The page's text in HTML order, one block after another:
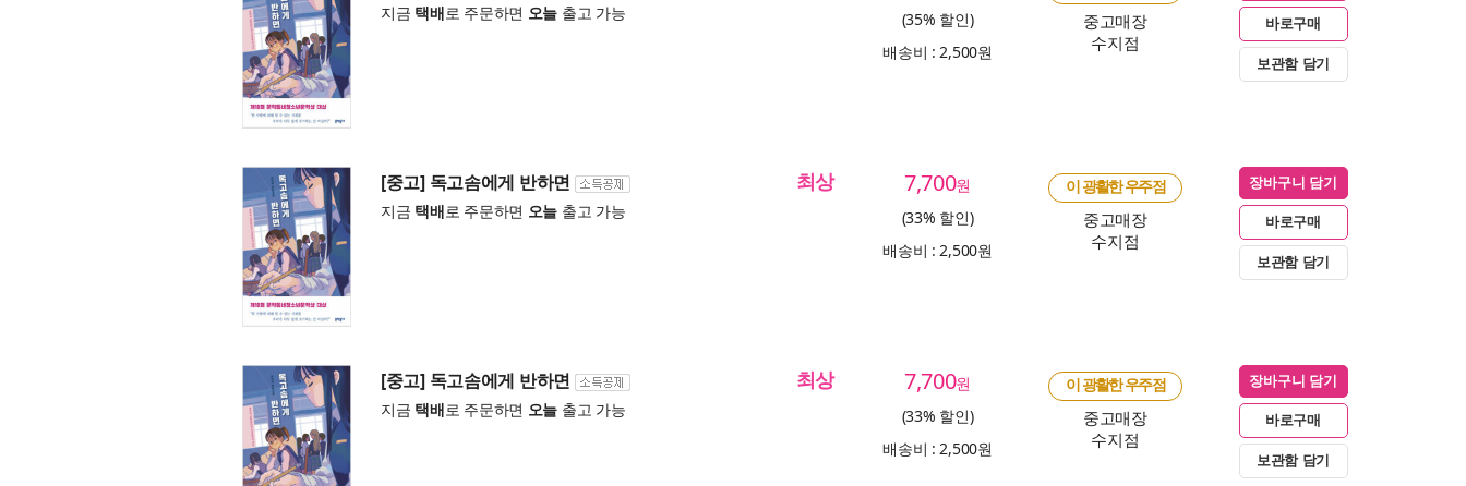
지금 택배로 주문하면 오늘 출고 가능
(35% 할인)
배송비 : 2,500원
중고매장
수지점
바로구매
보관함 담기
[중고] 독고솜에게 반하면
지금 택배로 주문하면 오늘 출고 가능
최상 7,700원
(33% 할인)
배송비 : 2,500원
이 광활한 우주점
중고매장
수지점
장바구니 담기
바로구매
보관함 담기
[중고] 독고솜에게 반하면
지금 택배로 주문하면 오늘 출고 가능
최상 7,700원
(33% 할인)
배송비 : 2,500원
이 광활한 우주점
중고매장
수지점
장바구니 담기
바로구매
보관함 담기